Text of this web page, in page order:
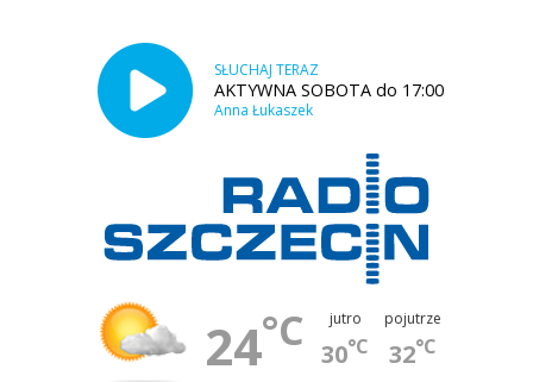
SŁUCHAJ TERAZ
AKTYWNA SOBOTA do 17:00
Anna Łukaszek
24°C jutro
30°C
pojutrze
32°C